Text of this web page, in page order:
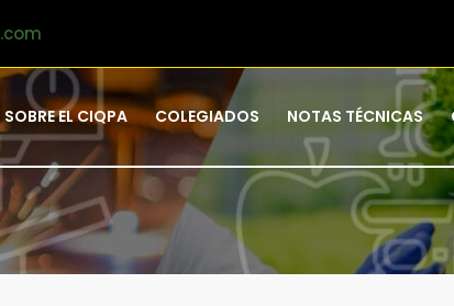
SOBRE EL CIQPA COLEGIADOS NOTAS TÉCNICAS